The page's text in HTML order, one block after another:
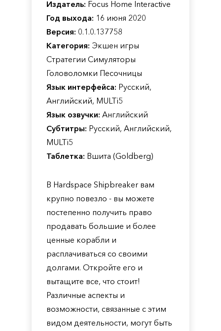
Издатель: Focus Home Interactive
Год выхода: 16 июня 2020
Версия: 0.1.0.137758
Категория: Экшен игры
Стратегии Симуляторы
Головоломки Песочницы
Язык интерфейса: Русский,
Английский, MULTi5
Язык озвучки: Английский
Субтитры: Русский, Английский,
MULTi5
Таблетка: Вшита (Goldberg)
В Hardspace Shipbreaker вам
крупно повезло - вы можете
постепенно получить право
продавать большие и более
ценные корабли и
расплачиваться со своими
долгами. Откройте его и
вытащите все, что стоит!
Различные аспекты и
возможности, связанные с этим
видом деятельности, могут быть